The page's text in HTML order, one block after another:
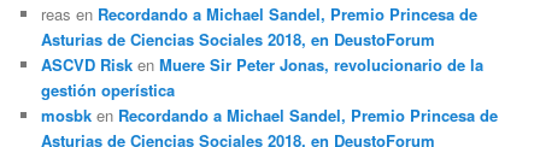
reas en Recordando a Michael Sandel, Premio Princesa de
Asturias de Ciencias Sociales 2018, en DeustoForum
ASCVD Risk enMuere Sir Peter Jonas, revolucionario de la
gestión operística
mosbk en Recordando a Michael Sandel, Premio Princesa de
Asturias de Ciencias Sociales 2018, en DeustoForum